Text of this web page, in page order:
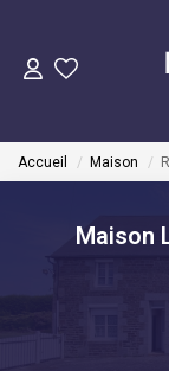
Accueil Maison
Maison